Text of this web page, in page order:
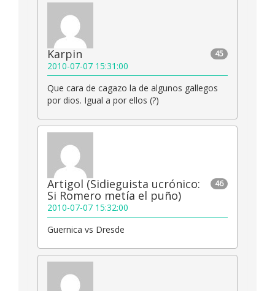
45
Karpin
2010-07-07 15:31:00
Que cara de cagazo la de algunos gallegos
por dios. Igual a por ellos (?)
46
Artigol (Sidieguista ucrónico:
Si Romero metía el puño)
2010-07-07 15:32:00
Guernica vs Dresde